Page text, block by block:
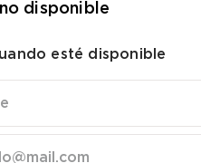
disponible
esté disponible